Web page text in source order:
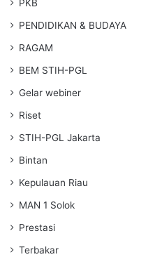
PKB
PENDIDIKAN & BUDAYA
RAGAM
BEM STIH-PGL
Gelar webiner
Riset
STIH-PGL Jakarta
Bintan
Kepulauan Riau
MAN 1 Solok
Prestasi
Terbakar